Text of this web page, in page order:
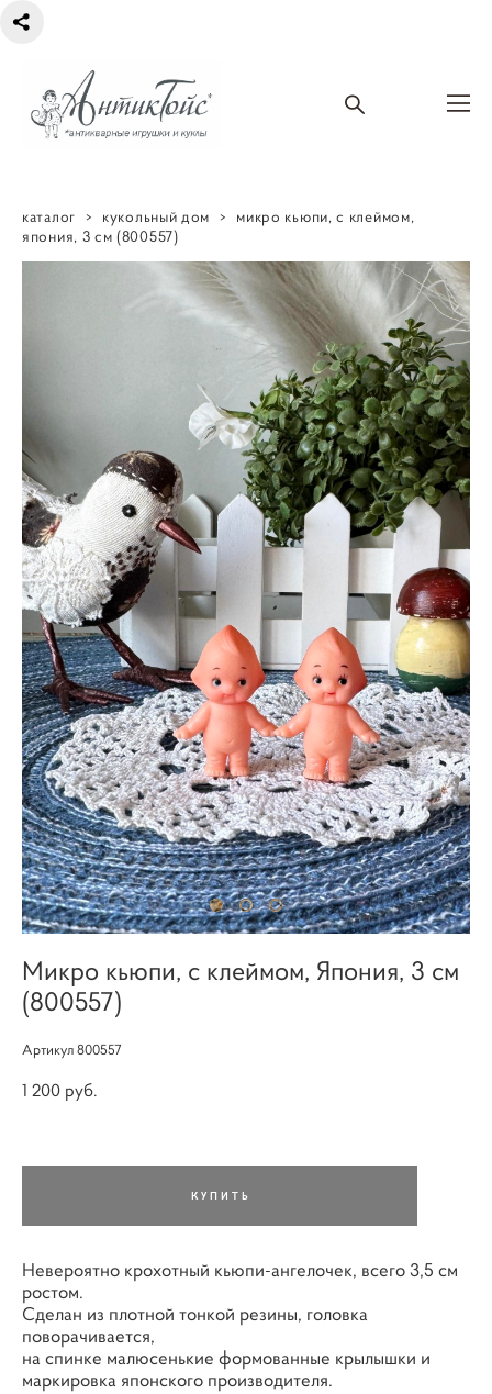
каталог > кукольный дом >
микро кьюпи, с клеймом,
япония, 3 см (800557)
Микро кьюпи, с клеймом, Япония, 3 см
(800557)
Артикул 800557
1 200 pуб.
КУПИТЬ
Невероятно крохотный кьюпи-ангелочек, всего 3,5 см
ростом.
Сделан из плотной тонкой резины, головка
поворачивается,
на спинке малюсенькие формованные крылышки и
маркировка японского производителя.